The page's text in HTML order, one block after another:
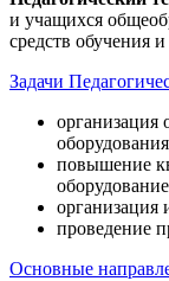
и учащихся
средств обучения
Задачи
организация
повышение
организация
проведение
Основные